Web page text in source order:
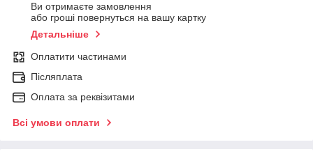
Ви отримаєте замовлення
або гроші повернуться на вашу картку
Детальніше
Оплатити частинами
Післяплата
Оплата за реквізитами
Всі умови оплати